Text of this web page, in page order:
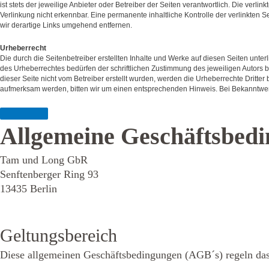
ist stets der jeweilige Anbieter oder Betreiber der Seiten verantwortlich. Die
Verlinkung nicht erkennbar. Eine permanente inhaltliche Kontrolle der verlinkten
wir derartige Links umgehend entfernen.
Urheberrecht
Die durch die Seitenbetreiber erstellten Inhalte und Werke auf diesen Seiten
des Urheberrechtes bedürfen der schriftlichen Zustimmung des jeweiligen
dieser Seite nicht vom Betreiber erstellt wurden, werden die Urheberrechte
aufmerksam werden, bitten wir um einen entsprechenden Hinweis. Bei
Allgemeine
Tam und Long GbR
Senftenberger Ring 93
13435 Berlin
Geltungsbereich
Diese allgemeinen Geschäftsbedingungen (AGB´s) regeln